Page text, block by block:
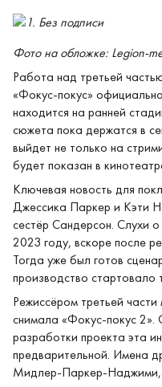
Фото на обложке: Legion-
Работа над третьей
«Фокус‑покус»
находится на ранней
сюжета пока держатся в
выйдет не только на
будет показан в
Ключевая новость для
Джессика Паркер и Кэти
сестёр Сандерсон. Слухи
2023 году, вскоре после
Тогда уже был готов
производство стартовало
Режиссёром третьей
снимала «Фокус‑покус
разработки проекта эта
предварительной. Имена
Мидлер‑Паркер‑Наджими,